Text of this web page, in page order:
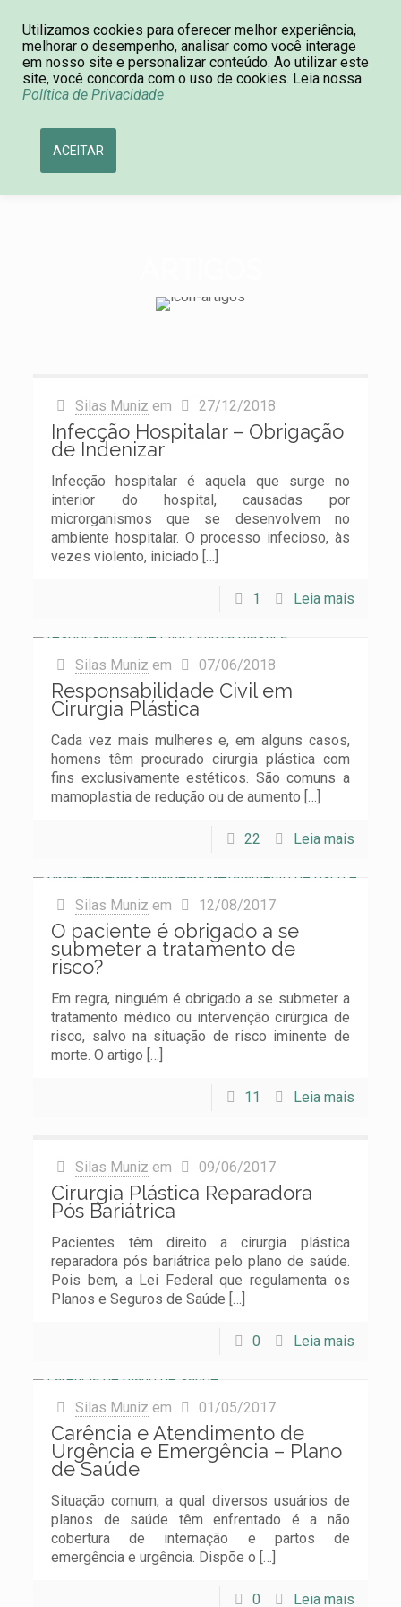
Consulta de Processos 11 4590-0092
Silas Muniz em 27/12/2018
Infecção Hospitalar – Obrigação
de Indenizar
Infecção hospitalar é aquela que surge no
interior do hospital, causadas por
microrganismos que se desenvolvem no
ambiente hospitalar. O processo infecioso, às
vezes violento, iniciado […]
1 Leia mais
Silas Muniz em 07/06/2018
Responsabilidade Civil em
Cirurgia Plástica
Cada vez mais mulheres e, em alguns casos,
homens têm procurado cirurgia plástica com
fins exclusivamente estéticos. São comuns a
mamoplastia de redução ou de aumento […]
22 Leia mais
Silas Muniz em 12/08/2017
O paciente é obrigado a se
submeter a tratamento de
risco?
Em regra, ninguém é obrigado a se submeter a
tratamento médico ou intervenção cirúrgica de
risco, salvo na situação de risco iminente de
morte. O artigo […]
11 Leia mais
Silas Muniz em 09/06/2017
Cirurgia Plástica Reparadora
Pós Bariátrica
Pacientes têm direito a cirurgia plástica
reparadora pós bariátrica pelo plano de saúde.
Pois bem, a Lei Federal que regulamenta os
Planos e Seguros de Saúde […]
0 Leia mais
Silas Muniz em 01/05/2017
Carência e Atendimento de
Urgência e Emergência – Plano
de Saúde
Situação comum, a qual diversos usuários de
planos de saúde têm enfrentado é a não
cobertura de internação e partos de
emergência e urgência. Dispõe o […]
0 Leia mais
Utilizamos cookies para oferecer melhor experiência,
melhorar o desempenho, analisar como você interage
em nosso site e personalizar conteúdo. Ao utilizar este
site, você concorda com o uso de cookies. Leia nossa
Política de Privacidade
ACEITAR